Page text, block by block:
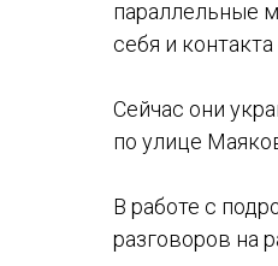
параллельные
себя и
Сейчас они
по улице
В работе с
разговоров на